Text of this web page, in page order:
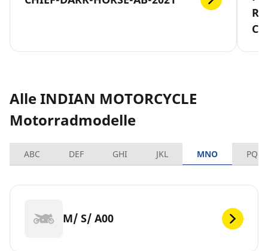
Alle INDIAN MOTORCYCLE
Motorradmodelle
ABC DEF GHI JKL MNO PQRS
M/ S/ A00